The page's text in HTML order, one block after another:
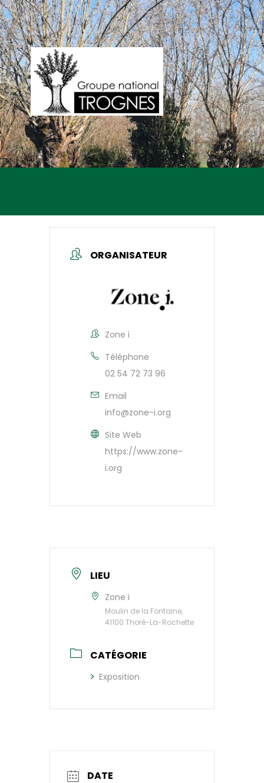
ORGANISATEUR
Zone i
Téléphone
02 54 72 73 96
Email
info@zone-i.org
Site Web
https://www.zone-
i.org
LIEU
Zone i
Moulin de la Fontaine,
41100 Thoré-La-Rochette
CATÉGORIE
Exposition
DATE